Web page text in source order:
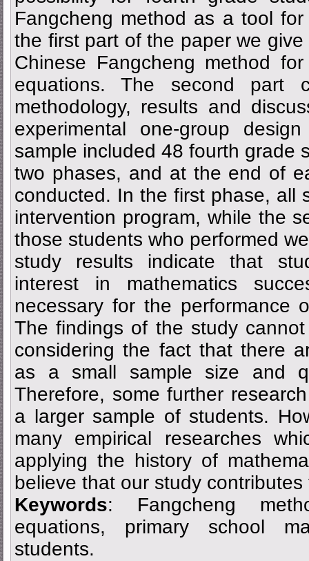
Fangcheng method as a tool
the first part of the paper we
Chinese Fangcheng method
equations. The second part
methodology, results and
experimental one-group
sample included 48 fourth grade
two phases, and at the end of
conducted. In the first phase, all
intervention program, while the
those students who performed
study results indicate that
interest in mathematics
necessary for the performance
The findings of the study
considering the fact that there
as a small sample size and
Therefore, some further
a larger sample of students.
many empirical researches
applying the history of
believe that our study
Keywords: Fangcheng
equations, primary school
students.